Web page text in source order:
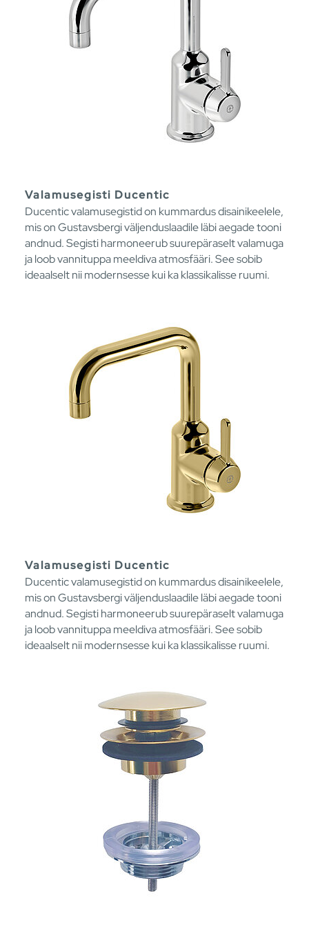
Valamusegisti Ducentic
Ducentic valamusegistid on kummardus disainikeelele,
mis on Gustavsbergi väljenduslaadile läbi aegade tooni
andnud. Segisti harmoneerub suurepäraselt valamuga
ja loob vannituppa meeldiva atmosfääri. See sobib
ideaalselt nii modernsesse kui ka klassikalisse ruumi.
Valamusegisti Ducentic
Ducentic valamusegistid on kummardus disainikeelele,
mis on Gustavsbergi väljenduslaadile läbi aegade tooni
andnud. Segisti harmoneerub suurepäraselt valamuga
ja loob vannituppa meeldiva atmosfääri. See sobib
ideaalselt nii modernsesse kui ka klassikalisse ruumi.